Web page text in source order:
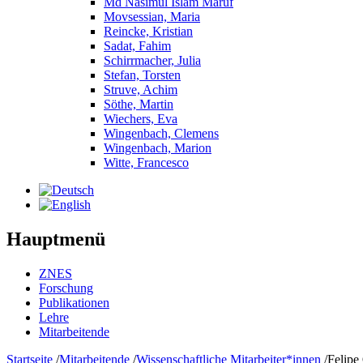
Movsessian, Maria
Reincke, Kristian
Sadat, Fahim
Schirrmacher, Julia
Stefan, Torsten
Struve, Achim
Söthe, Martin
Wiechers, Eva
Wingenbach, Clemens
Wingenbach, Marion
Witte, Francesco
Hauptmenü
ZNES
Forschung
Publikationen
Lehre
Mitarbeitende
Startseite /Mitarbeitende /Wissenschaftliche Mitarbeiter*innen /Felipe